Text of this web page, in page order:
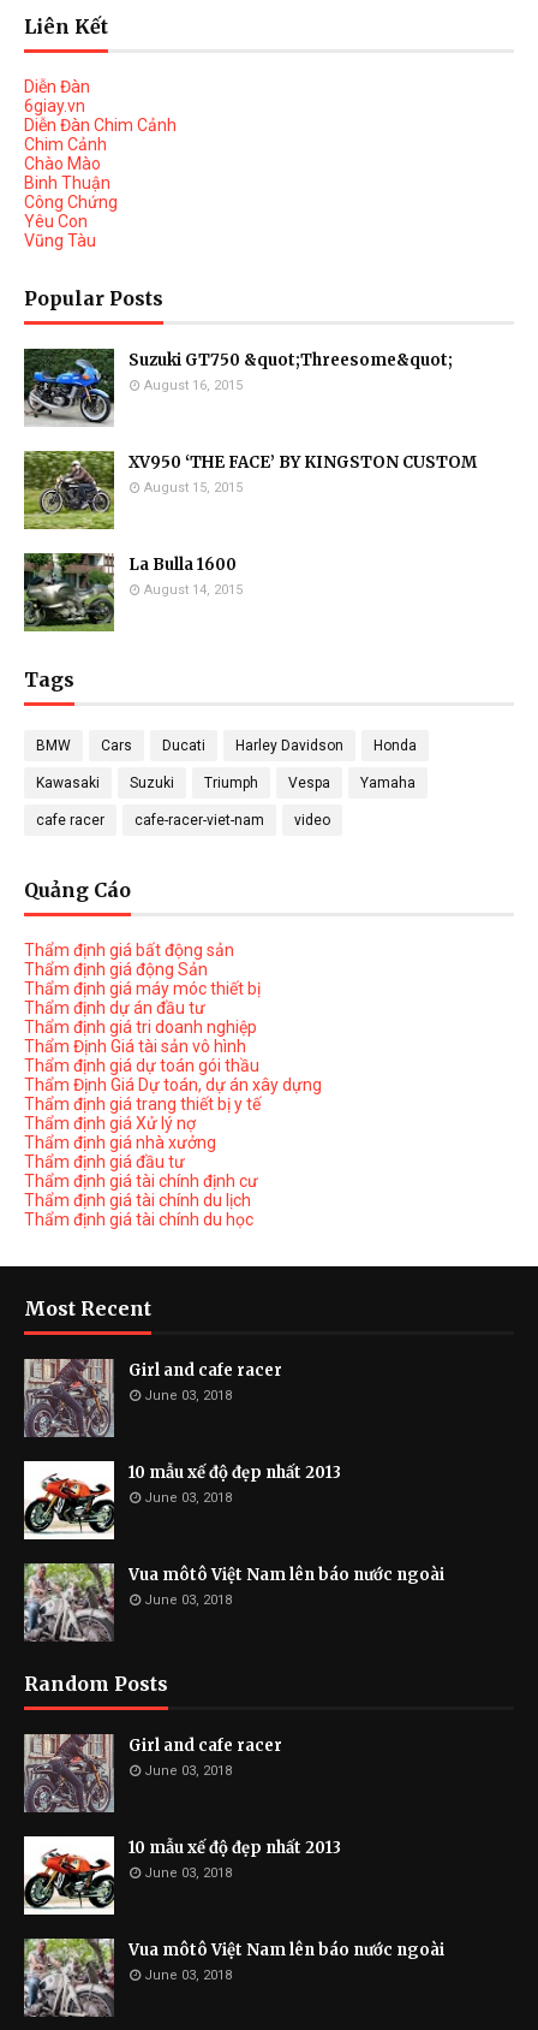
Liên Kết
Diễn Đàn
6giay.vn
Diễn Đàn Chim Cảnh
Chim Cảnh
Chào Mào
Binh Thuận
Công Chứng
Yêu Con
Vũng Tàu
Popular Posts
Suzuki GT750 &quot;Threesome&quot;
August 16, 2015
XV950 ‘THE FACE’ BY KINGSTON CUSTOM
August 15, 2015
La Bulla 1600
August 14, 2015
Tags
BMW Cars Ducati Harley Davidson Honda
Kawasaki Suzuki Triumph Vespa Yamaha
cafe racer cafe-racer-viet-nam video
Quảng Cáo
Thẩm định giá bất động sản
Thẩm định giá động Sản
Thẩm định giá máy móc thiết bị
Thẩm định dự án đầu tư
Thẩm định giá tri doanh nghiệp
Thẩm Định Giá tài sản vô hình
Thẩm định giá dự toán gói thầu
Thẩm Định Giá Dự toán, dự án xây dựng
Thẩm định giá trang thiết bị y tế
Thẩm định giá Xử lý nợ
Thẩm định giá nhà xưởng
Thẩm định giá đầu tư
Thẩm định giá tài chính định cư
Thẩm định giá tài chính du lịch
Thẩm định giá tài chính du học
Most Recent
Girl and cafe racer
June 03, 2018
10 mẫu xế độ đẹp nhất 2013
June 03, 2018
Vua môtô Việt Nam lên báo nước ngoài
June 03, 2018
Random Posts
Girl and cafe racer
June 03, 2018
10 mẫu xế độ đẹp nhất 2013
June 03, 2018
Vua môtô Việt Nam lên báo nước ngoài
June 03, 2018